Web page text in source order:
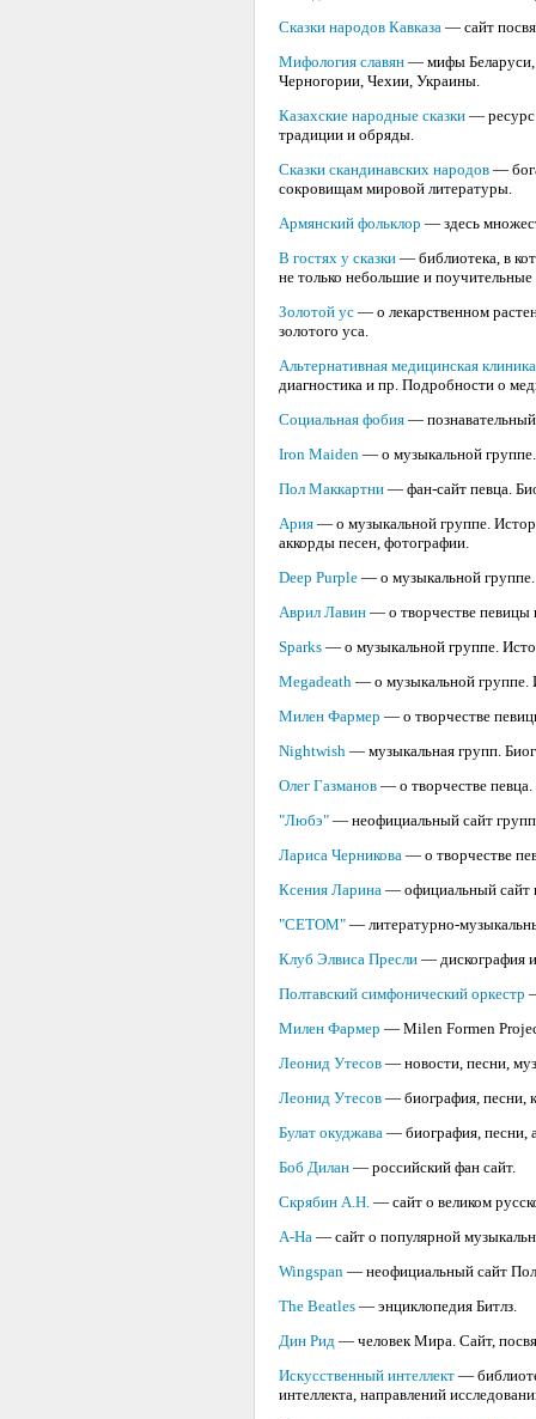
Сказки народов Кавказа — сайт
Мифология славян — мифы Беларуси,
Черногории, Чехии, Украины.
Казахские народные сказки — ресурс
традиции и обряды.
Сказки скандинавских народов —
сокровищам мировой литературы.
Армянский фольклор — здесь
В гостях у сказки — библиотека, в
не только небольшие и поучительные
Золотой ус — о лекарственном
золотого уса.
Альтернативная медицинская клиника
диагностика и пр. Подробности о
Социальная фобия —
Iron Maiden — о музыкальной
Пол Маккартни — фан-сайт певца.
Ария — о музыкальной группе.
аккорды песен, фотографии.
Deep Purple — о музыкальной
Аврил Лавин — о творчестве певицы
Sparks — о музыкальной группе.
Megadeath — о музыкальной группе.
Милен Фармер — о творчестве
Nightwish — музыкальная групп.
Олег Газманов — о творчестве
"Любэ" — неофициальный сайт
Лариса Черникова — о творчестве
Ксения Ларина — официальный сайт
"СЕТОМ" — литературно-
Клуб Элвиса Пресли — дискография
Полтавский симфонический оркестр
Милен Фармер — Milen Formen
Леонид Утесов — новости, песни,
Леонид Утесов — биография, песни,
Булат окуджава — биография, песни,
Боб Дилан — российский фан сайт.
Скрябин А.Н. — сайт о великом
A-Ha — сайт о популярной
Wingspan — неофициальный сайт
The Beatles — энциклопедия Битлз.
Дин Рид — человек Мира. Сайт,
Искусственный интеллект —
интеллекта, направлений